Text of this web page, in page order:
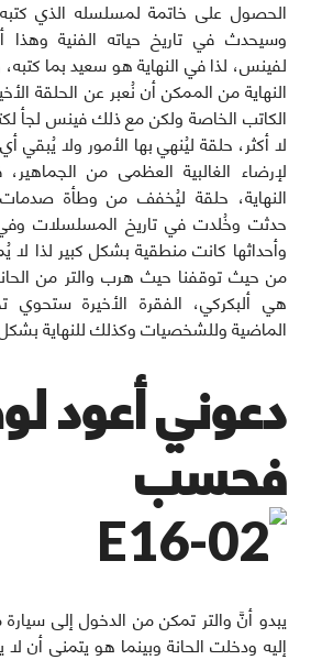
الحصول على خاتمة لمسلسله الذي
وسيحدث في تاريخ حياته الفنية وهذا
لفينس، لذا في النهاية هو سعيد بما
النهاية من الممكن أن نُعبر عن الحلقة
الكاتب الخاصة ولكن مع ذلك فينس لجأ
لا أكثر، حلقة ليُنهي بها الأمور ولا
لإرضاء الغالبية العظمى من
النهاية، حلقة ليُخفف من وطأة صدمات
حدثت وخُلدت في تاريخ المسلسلات وفي
وأحداثها كانت منطقية بشكل كبير لذا لا
من حيث توقفنا حيث هرب والتر من
هي ألبكركي، الفقرة الأخيرة ستحوي
الماضية وللشخصيات وكذلك للنهاية
دعوني أعود
فحسب
يبدو أنَّ والتر تمكن من الدخول إلى
إليه ودخلت الحانة وبينما هو يتمنى أن لا